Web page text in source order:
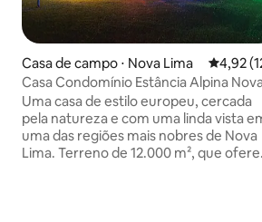
Casa de campo ⋅ Nova Lima 4,92 de
4,92
Casa Condomínio Estância Alpina
Lima
Uma casa de estilo europeu, cercada
pela natureza e com uma linda vista
uma das regiões mais nobres de Nova
Lima. Terreno de 12.000 m², que